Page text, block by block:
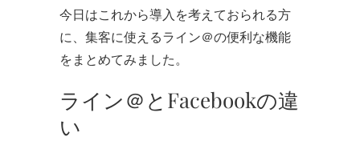
今日はこれから導入を考えておられる方
に、集客に使えるライン＠の便利な機能
をまとめてみました。
ライン＠とFacebookの違
い